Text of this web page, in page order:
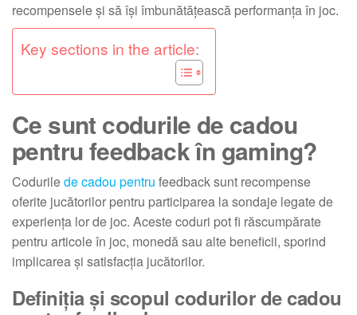
recompensele și să își îmbunătățească performanța în joc.
Key sections in the article:
Ce sunt codurile de cadou
pentru feedback în gaming?
Codurilede cadou pentru feedback sunt recompense
oferite jucătorilor pentru participarea la sondaje legate de
experiența lor de joc. Aceste coduri pot fi răscumpărate
pentru articole în joc, monedă sau alte beneficii, sporind
implicarea și satisfacția jucătorilor.
Definiția și scopul codurilor de cadou